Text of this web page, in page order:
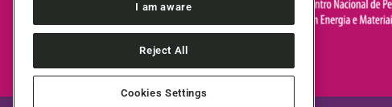
I am aware
Reject All
Cookies Settings